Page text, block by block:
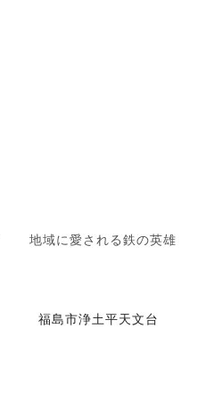
地域に愛される鉄の英雄
福島市浄土平天文台